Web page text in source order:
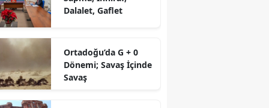
Dalalet, Gaflet
Ortadoğu’da G + 0
Dönemi; Savaş İçinde
Savaş